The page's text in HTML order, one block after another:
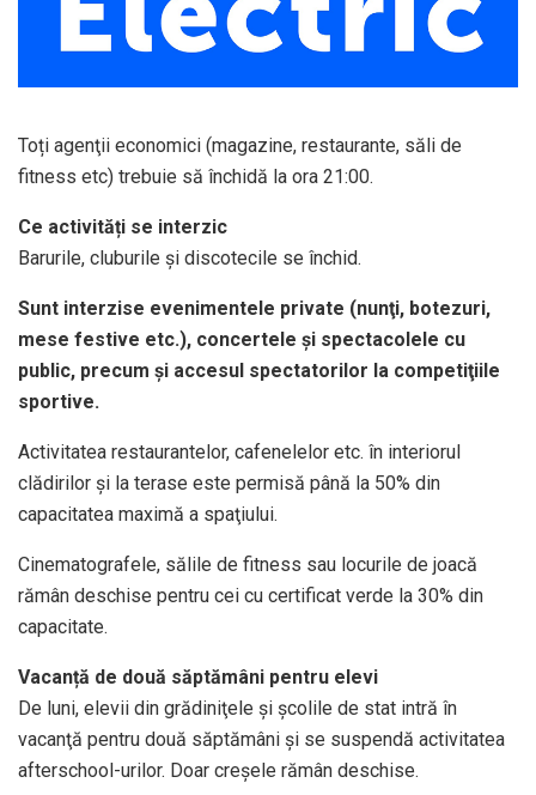
Toți agenţii economici (magazine, restaurante, săli de
fitness etc) trebuie să închidă la ora 21:00.
Ce activități se interzic
Barurile, cluburile şi discotecile se închid.
Sunt interzise evenimentele private (nunţi, botezuri,
mese festive etc.), concertele şi spectacolele cu
public, precum și accesul spectatorilor la competiţiile
sportive.
Activitatea restaurantelor, cafenelelor etc. în interiorul
clădirilor şi la terase este permisă până la 50% din
capacitatea maximă a spaţiului.
Cinematografele, sălile de fitness sau locurile de joacă
rămân deschise pentru cei cu certificat verde la 30% din
capacitate.
Vacanță de două săptămâni pentru elevi
De luni, elevii din grădiniţele şi şcolile de stat intră în
vacanţă pentru două săptămâni şi se suspendă activitatea
afterschool-urilor. Doar creșele rămân deschise.